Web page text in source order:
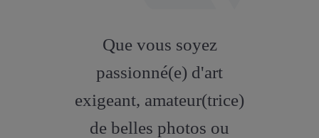
artstation
Que vous soyez
passionné(e) d'art
exigeant, amateur(trice)
de belles photos ou